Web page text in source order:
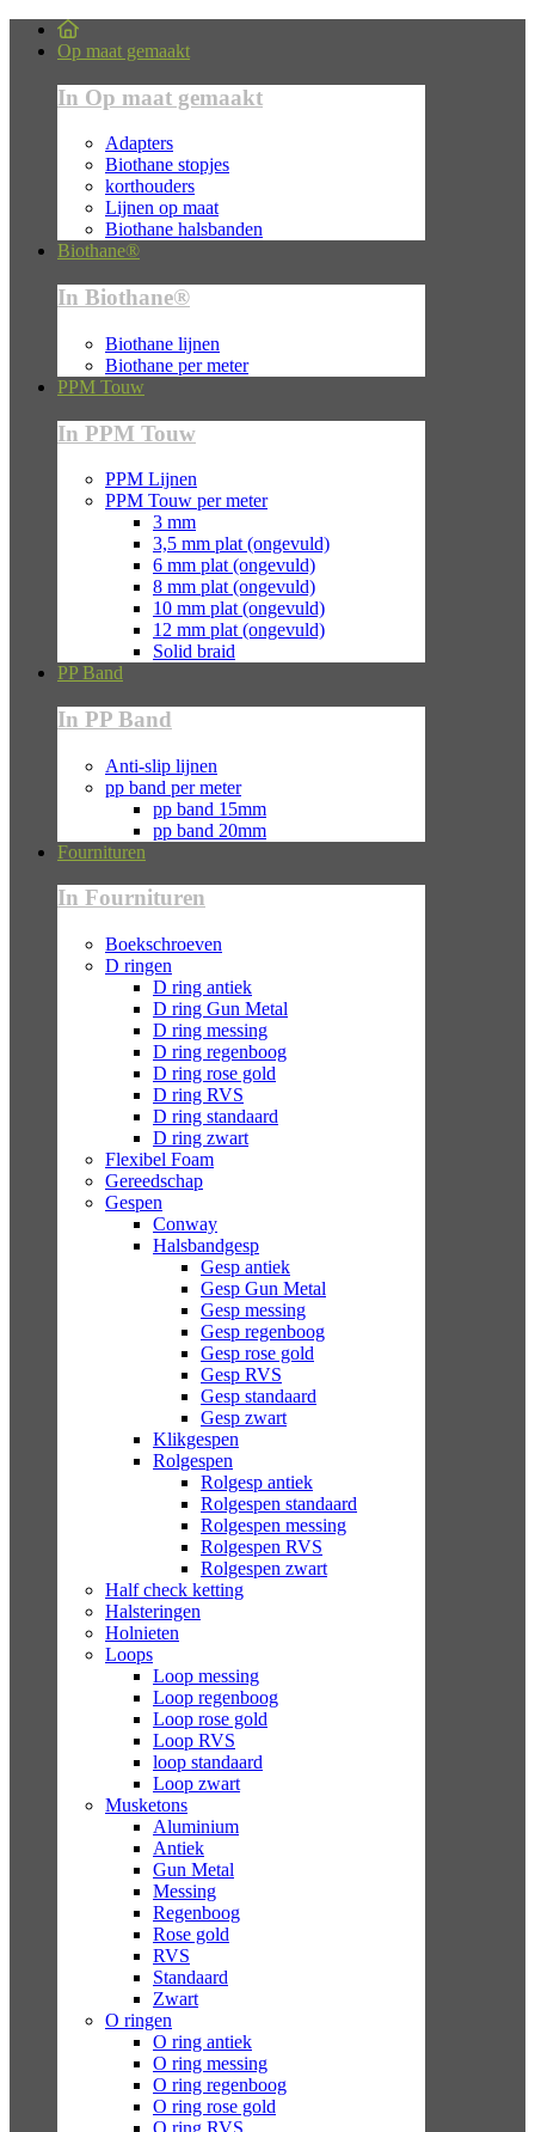
Op maat gemaakt
In Op maat gemaakt
Adapters
Biothane stopjes
korthouders
Lijnen op maat
Biothane halsbanden
Biothane®
In Biothane®
Biothane lijnen
Biothane per meter
PPM Touw
In PPM Touw
PPM Lijnen
PPM Touw per meter
3 mm
3,5 mm plat (ongevuld)
6 mm plat (ongevuld)
8 mm plat (ongevuld)
10 mm plat (ongevuld)
12 mm plat (ongevuld)
Solid braid
PP Band
In PP Band
Anti-slip lijnen
pp band per meter
pp band 15mm
pp band 20mm
Fournituren
In Fournituren
Boekschroeven
D ringen
D ring antiek
D ring Gun Metal
D ring messing
D ring regenboog
D ring rose gold
D ring RVS
D ring standaard
D ring zwart
Flexibel Foam
Gereedschap
Gespen
Conway
Halsbandgesp
Gesp antiek
Gesp Gun Metal
Gesp messing
Gesp regenboog
Gesp rose gold
Gesp RVS
Gesp standaard
Gesp zwart
Klikgespen
Rolgespen
Rolgesp antiek
Rolgespen standaard
Rolgespen messing
Rolgespen RVS
Rolgespen zwart
Half check ketting
Halsteringen
Holnieten
Loops
Loop messing
Loop regenboog
Loop rose gold
Loop RVS
loop standaard
Loop zwart
Musketons
Aluminium
Antiek
Gun Metal
Messing
Regenboog
Rose gold
RVS
Standaard
Zwart
O ringen
O ring antiek
O ring messing
O ring regenboog
O ring rose gold